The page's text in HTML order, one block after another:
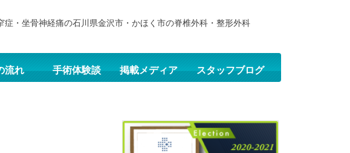
症・坐骨神経痛の石川県金沢市・かほく市の脊椎外科・整形外科
流れ 手術体験談 掲載メディア スタッフブログ